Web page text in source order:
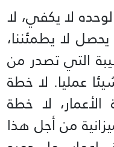
لا يكفي، لا
لا يطمئننا،
التي تصدر من
عمليا. لا خطة
لا خطة
من أجل هذا